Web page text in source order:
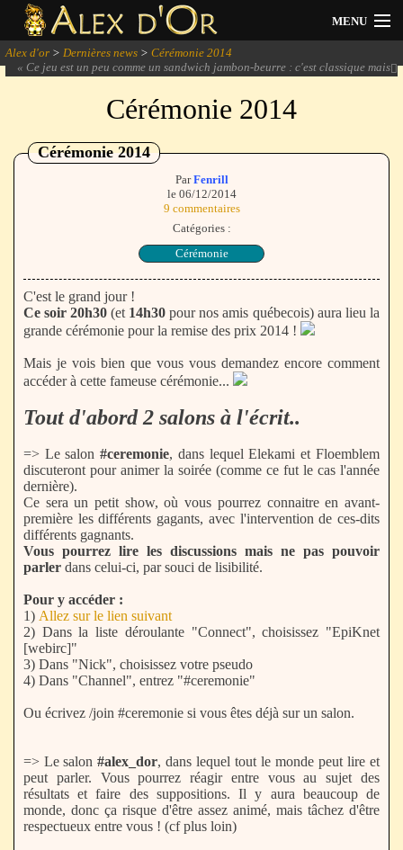
MENU
Actualités
Archives
Se connecter
S'inscrire
Alex d'or > Dernières news > Cérémonie 2014
« Ce jeu est un peu comme un sandwich jambon-beurre : c'est classique mais
Cérémonie 2014
Cérémonie 2014
ParFenrill
le 06/12/2014
9 commentaires
Catégories :
Cérémonie
C'est le grand jour !
Ce soir 20h30 (et 14h30 pour nos amis québecois) aura lieu la
grande cérémonie pour la remise des prix 2014 !
Mais je vois bien que vous vous demandez encore comment
accéder à cette fameuse cérémonie...
Tout d'abord 2 salons à l'écrit..
=> Le salon #ceremonie, dans lequel Elekami et Floemblem
discuteront pour animer la soirée (comme ce fut le cas l'année
dernière).
Ce sera un petit show, où vous pourrez connaitre en avant-
première les différents gagants, avec l'intervention de ces-dits
différents gagnants.
Vous pourrez lire les discussions mais ne pas pouvoir
parler dans celui-ci, par souci de lisibilité.
Pour y accéder :
1) Allez sur le lien suivant
2) Dans la liste déroulante "Connect", choisissez "EpiKnet
[webirc]"
3) Dans "Nick", choisissez votre pseudo
4) Dans "Channel", entrez "#ceremonie"
Ou écrivez /join #ceremonie si vous êtes déjà sur un salon.
=> Le salon #alex_dor, dans lequel tout le monde peut lire et
peut parler. Vous pourrez réagir entre vous au sujet des
résultats et faire des suppositions. Il y aura beaucoup de
monde, donc ça risque d'être assez animé, mais tâchez d'être
respectueux entre vous ! (cf plus loin)